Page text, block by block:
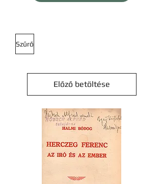
Szűrő
Előző betöltése